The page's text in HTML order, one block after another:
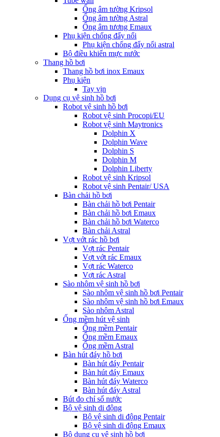
Ống âm tường Kripsol
Ống âm tường Astral
Ống âm tương Emaux
Phụ kiện chống đẩy nổi
Phụ kiện chống đẩy nổi astral
Bộ điều khiển mực nước
Thang hồ bơi
Thang hồ bơi inox Emaux
Phụ kiện
Tay vịn
Dụng cụ vệ sinh hồ bơi
Robot vệ sinh hồ bơi
Robot vệ sinh Procopi/EU
Robot vệ sinh Maytronics
Dolphin X
Dolphin Wave
Dolphin S
Dolphin M
Dolphin Liberty
Robot vệ sinh Kripsol
Robot vệ sinh Pentair/ USA
Bàn chải hồ bơi
Bàn chải hồ bơi Pentair
Bàn chải hồ bơi Emaux
Bàn chải hồ bơi Waterco
Bàn chải Astral
Vợt vớt rác hồ bơi
Vợt rác Pentair
Vợt vớt rác Emaux
Vợt rác Waterco
Vợt rác Astral
Sào nhôm vệ sinh hồ bơi
Sào nhôm vệ sinh hồ bơi Pentair
Sào nhôm vệ sinh hồ bơi Emaux
Sào nhôm Astral
Ống mềm hút vệ sinh
Ống mềm Pentair
Ống mềm Emaux
Ống mềm Astral
Bàn hút đáy hồ bơi
Bàn hút đáy Pentair
Bàn hút đáy Emaux
Bàn hút đáy Waterco
Bàn hút đáy Astral
Bút đo chỉ số nước
Bộ vệ sinh di động
Bộ vệ sinh di động Pentair
Bộ vệ sinh di động Emaux
Bộ dụng cụ vệ sinh hồ bơi